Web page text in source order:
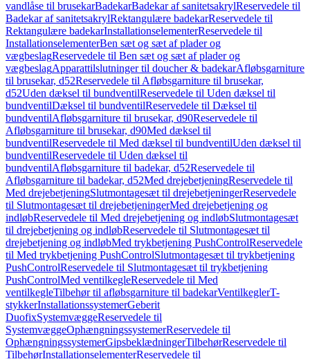
vandlåse til brusekarBadekarBadekar af sanitetsakrylReservedele til
Badekar af sanitetsakrylRektangulære badekarReservedele til
Rektangulære badekarInstallationselementerReservedele til
InstallationselementerBen sæt og sæt af plader og
vægbeslagReservedele til Ben sæt og sæt af plader og
vægbeslagApparattilslutninger til doucher & badekarAfløbsgarniture
til brusekar, d52Reservedele til Afløbsgarniture til brusekar,
d52Uden dæksel til bundventilReservedele til Uden dæksel til
bundventilDæksel til bundventilReservedele til Dæksel til
bundventilAfløbsgarniture til brusekar, d90Reservedele til
Afløbsgarniture til brusekar, d90Med dæksel til
bundventilReservedele til Med dæksel til bundventilUden dæksel til
bundventilReservedele til Uden dæksel til
bundventilAfløbsgarniture til badekar, d52Reservedele til
Afløbsgarniture til badekar, d52Med drejebetjeningReservedele til
Med drejebetjeningSlutmontagesæt til drejebetjeningerReservedele
til Slutmontagesæt til drejebetjeningerMed drejebetjening og
indløbReservedele til Med drejebetjening og indløbSlutmontagesæt
til drejebetjening og indløbReservedele til Slutmontagesæt til
drejebetjening og indløbMed trykbetjening PushControlReservedele
til Med trykbetjening PushControlSlutmontagesæt til trykbetjening
PushControlReservedele til Slutmontagesæt til trykbetjening
PushControlMed ventilkegleReservedele til Med
ventilkegleTilbehør til afløbsgarniture til badekarVentilkeglerT-
stykkerInstallationssystemerGeberit
DuofixSystemvæggeReservedele til
SystemvæggeOphængningssystemerReservedele til
OphængningssystemerGipsbeklædningerTilbehørReservedele til
TilbehørInstallationselementerReservedele til